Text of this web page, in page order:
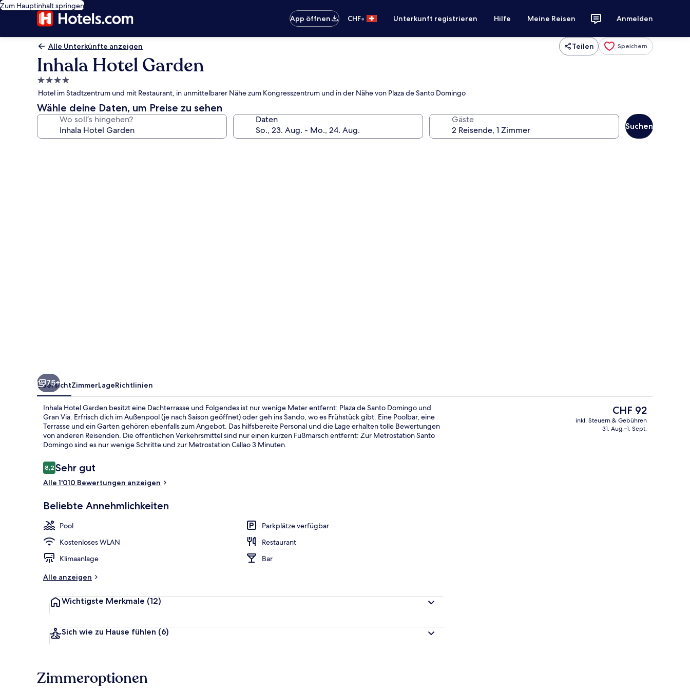
Zum Hauptinhalt springen
App öffnen
CHF• Unterkunft registrieren Hilfe Meine Reisen Anmelden
Alle Unterkünfte anzeigen Teilen Speichern
Inhala Hotel Garden
4.0-
Sterne-
Unterkunft
Hotel im Stadtzentrum und mit Restaurant, in unmittelbarer Nähe zum Kongresszentrum und in der Nähe von Plaza de Santo Domingo
Wähle deine Daten, um Preise zu sehen
Wo soll’s hingehen? Daten Gäste
Suchen
Sitzecke in der Lobby Ausstattung der Unterkunft
75+
ÜbersichtZimmerLageRichtlinien
Inhala Hotel Garden besitzt eine Dachterrasse und Folgendes ist nur wenige Meter entfernt: Plaza de Santo Domingo und
Gran Via. Erfrisch dich im Außenpool (je nach Saison geöffnet) oder geh ins Sando, wo es Frühstück gibt. Eine Poolbar, eine
Terrasse und ein Garten gehören ebenfalls zum Angebot. Das hilfsbereite Personal und die Lage erhalten tolle Bewertungen
von anderen Reisenden. Die öffentlichen Verkehrsmittel sind nur einen kurzen Fußmarsch entfernt: Zur Metrostation Santo
Domingo sind es nur wenige Schritte und zur Metrostation Callao 3 Minuten.
Bewertungen
8,28,2 von 10.
Sehr gut
Alle 1'010 Bewertungen anzeigen
Beliebte Annehmlichkeiten
Pool
Parkplätze verfügbar
Kostenloses WLAN
Restaurant
Klimaanlage
Bar
Alle anzeigen
Wichtigste Merkmale (12)
Sich wie zu Hause fühlen (6)
Der
aktuelle
Preis
CHF 92
inkl. Steuern & Gebühren
31. Aug.–1. Sept.
Zimmeroptionen